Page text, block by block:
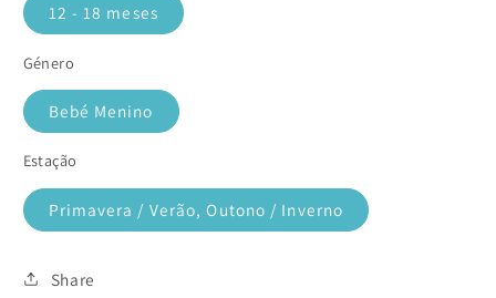
12 - 18 meses
Género
Bebé Menino
Estação
Primavera / Verão, Outono / Inverno
Share